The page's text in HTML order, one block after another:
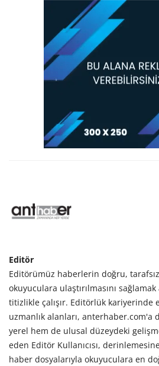
Editör
Editörümüz haberlerin doğru,
okuyuculara ulaştırılmasını
titizlikle çalışır. Editörlük kariyerinde
uzmanlık alanları, anterhaber.com'a
yerel hem de ulusal düzeydeki
eden Editör Kullanıcısı,
haber dosyalarıyla okuyuculara en